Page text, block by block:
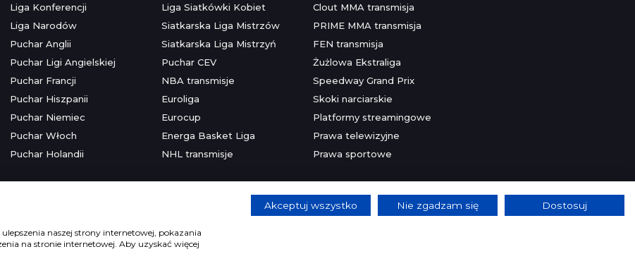
Liga Konferencji
Liga Narodów
Puchar Anglii
Puchar Ligi Angielskiej
Puchar Francji
Puchar Hiszpanii
Puchar Niemiec
Puchar Włoch
Puchar Holandii
Liga Siatkówki Kobiet
Siatkarska Liga Mistrzów
Siatkarska Liga Mistrzyń
Puchar CEV
NBA transmisje
Euroliga
Eurocup
Energa Basket Liga
NHL transmisje
Clout MMA transmisja
PRIME MMA transmisja
FEN transmisja
Żużlowa Ekstraliga
Speedway Grand Prix
Skoki narciarskie
Platformy streamingowe
Prawa telewizyjne
Prawa sportowe
Kontakt•Reklama• Polityka prywatności
dla osób powyżej 18 lat. Hazard może uzależniać. Graj odpowiedzialnie.
naszej strony internetowej, pokazania
na stronie internetowej. Aby uzyskać więcej
Akceptuj wszystko Nie zgadzam się Dostosuj